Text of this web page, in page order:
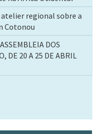
atelier regional sobre a
Cotonou
DOS
DE 20 A 25 DE ABRIL